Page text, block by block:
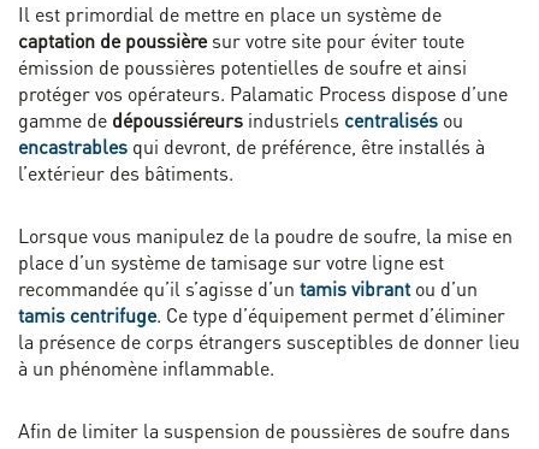
Il est primordial de mettre en place un système de
captation de poussièresur votre site pour éviter toute
émission de poussières potentielles de soufre et ainsi
protéger vos opérateurs. Palamatic Process dispose d’une
gamme de dépoussiéreurs industriels centralisés ou
encastrables qui devront, de préférence, être installés à
l’extérieur des bâtiments.
Lorsque vous manipulez de la poudre de soufre, la mise en
place d’un système de tamisage sur votre ligne est
recommandée qu’il s’agisse d’un tamis vibrantou d’un
tamis centrifuge. Ce type d’équipement permet d’éliminer
la présence de corps étrangers susceptibles de donner lieu
à un phénomène inflammable.
Afin de limiter la suspension de poussières de soufre dans